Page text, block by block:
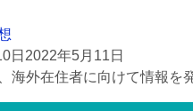
日 2022年5月11日
海外在住者に向けて情報を